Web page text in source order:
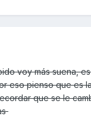
voy más suena,
eso pienso que es
que se le